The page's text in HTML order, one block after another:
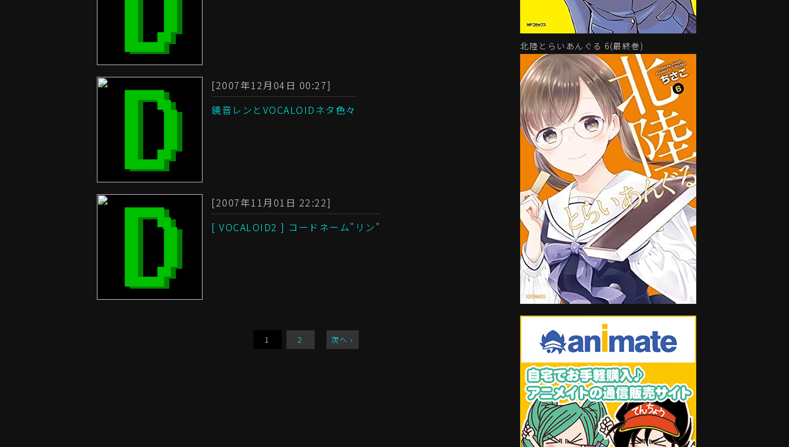
[2007年12月04日 00:27]
鏡音レンとVOCALOIDネタ色々
[2007年11月01日 22:22]
[ VOCALOID2 ] コードネーム"リン"
1 2 次へ ›
北陸とらいあんぐる 6(最終巻)